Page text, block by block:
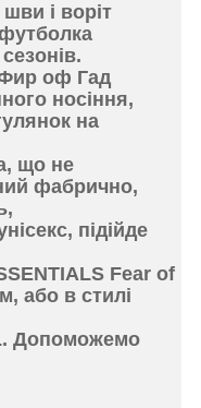
і воріт
оф Гад
носіння,
на
що не
фабрично,
підійде
Fear of
або в стилі
Допоможемо